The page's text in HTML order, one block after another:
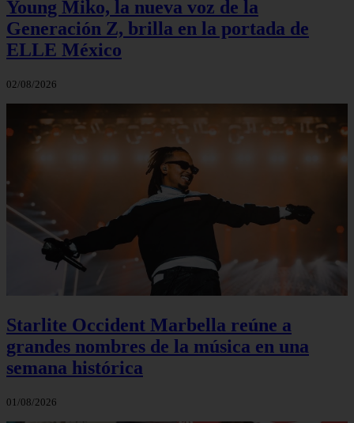
Young Miko, la nueva voz de la
Generación Z, brilla en la portada de
ELLE México
02/08/2026
Starlite Occident Marbella reúne a
grandes nombres de la música en una
semana histórica
01/08/2026